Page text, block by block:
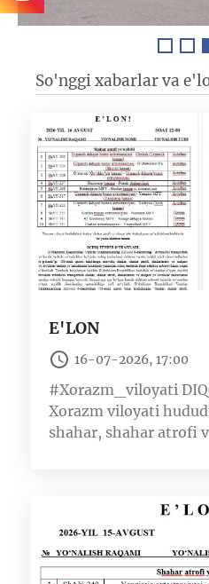
So'nggi xabarlar va
E'LON
16-07-2026, 17:00
#Xorazm_viloyati
Xorazm viloyati
shahar, shahar atrofi